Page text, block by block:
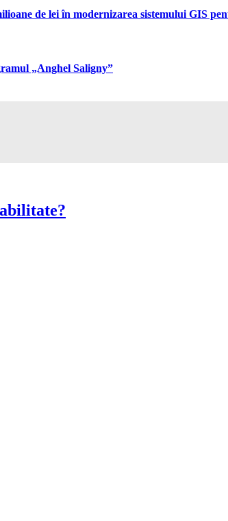
de lei în modernizarea sistemului GIS
„Anghel Saligny”